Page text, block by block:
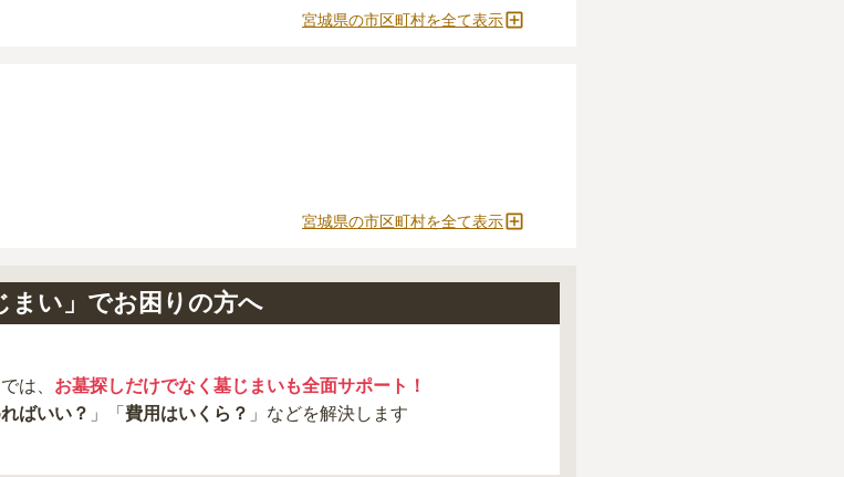
も各霊園の詳しい料金案内を取り寄せることができます。
宮城県の市区町村を全て表示
宮城県の市区町村を全て表示
まい」でお困りの方へ
は、 お墓探しだけでなく墓じまいも全面サポート！
ばいい？ 」「 費用はいくら？ 」などを解決します